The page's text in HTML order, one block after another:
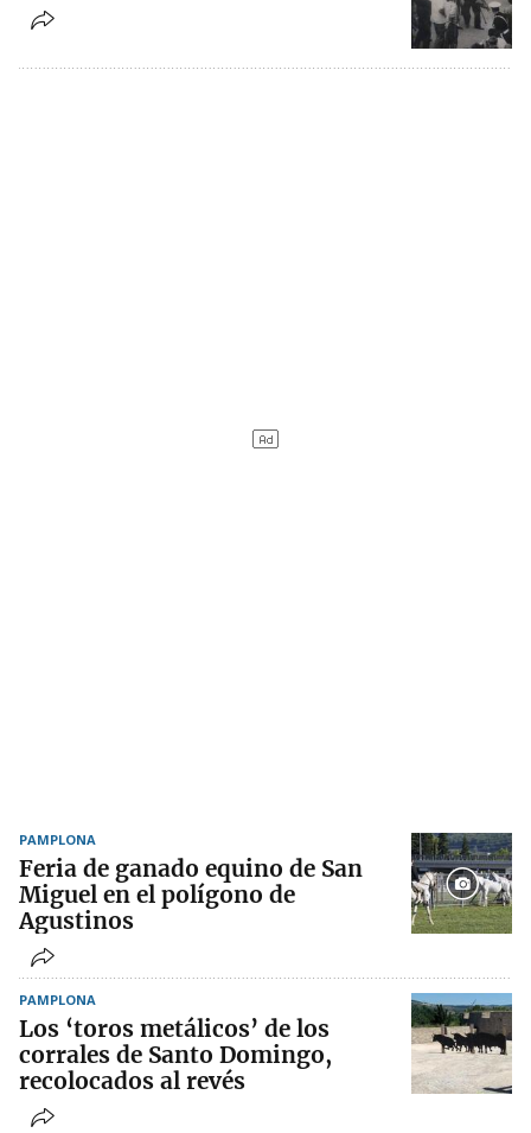
PAMPLONA
Feria de ganado equino de San
Miguel en el polígono de
Agustinos
PAMPLONA
Los ‘toros metálicos’ de los
corrales de Santo Domingo,
recolocados al revés